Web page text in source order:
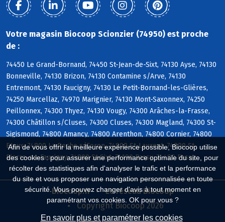
Afin de vous offrir la meilleure expérience possible, Biocoop utilise
des cookies : pour assurer une performance optimale du site, pour
récolter des statistiques afin d'analyser le trafic et la performance
du site et vous proposer une navigation personnalisée en toute
sécurité. Vous pouvez changer d'avis à tout moment en
paramétrant vos cookies. OK pour vous ?
En savoir plus et paramétrer les cookies
Votre magasin Biocoop Scionzier (74950) est proche
de :
74450 Le Grand-Bornand, 74450 St-Jean-de-Sixt, 74130 Ayse, 74130
Bonneville, 74130 Brizon, 74130 Contamine s/Arve, 74130
Entremont, 74130 Faucigny, 74130 Le Petit-Bornand-les-Glières,
74250 Marcellaz, 74970 Marignier, 74130 Mont-Saxonnex, 74250
Peillonnex, 74300 Thyez, 74130 Vougy, 74300 Arâches-la-Frasse,
74300 Châtillon s/Cluses, 74300 Cluses, 74300 Magland, 74300 St-
Sigismond, 74800 Amancy, 74800 Arenthon, 74800 Cornier, 74800
Etaux, 74800 La Roche s/Foron, 74800 St-Laurent, 74800 St-
Pierre-en-Faucigny, 74800 St-Sixt, 74190 Passy, 74480 Passy
Biocoop.fr
Le réseau Biocoop
Copyright Biocoop 2026